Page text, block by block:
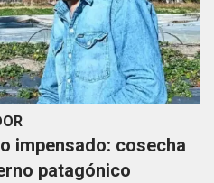
impensado: cosecha
patagónico